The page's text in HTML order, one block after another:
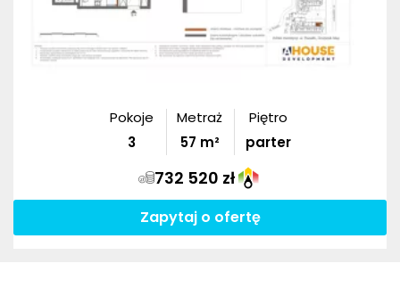
Pokoje
3
Metraż
57 m²
Piętro
parter
732 520 zł
Zapytaj o ofertę